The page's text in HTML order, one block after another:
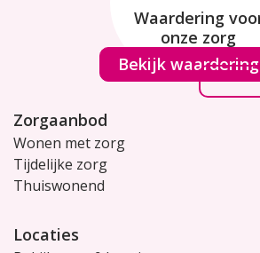
Waardering
onze zorg
Bekijk
Zorgaanbod
Wonen met zorg
Tijdelijke zorg
Thuiswonend
Locaties